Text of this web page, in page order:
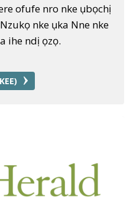
ofufe nro nke ụbọchị
nke ụka Nne nke
ihe ndị ọzọ.